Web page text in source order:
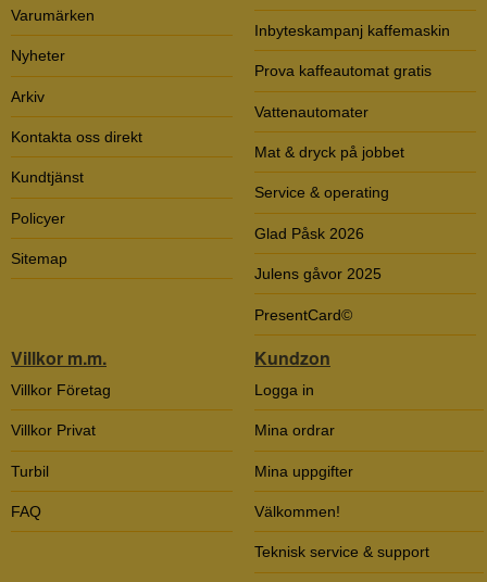
Varumärken
Nyheter
Arkiv
Kontakta oss direkt
Kundtjänst
Policyer
Sitemap
Inbyteskampanj kaffemaskin
Prova kaffeautomat gratis
Vattenautomater
Mat & dryck på jobbet
Service & operating
Glad Påsk 2026
Julens gåvor 2025
PresentCard©
Villkor m.m.
Villkor Företag
Villkor Privat
Turbil
FAQ
Kundzon
Logga in
Mina ordrar
Mina uppgifter
Välkommen!
Teknisk service & support